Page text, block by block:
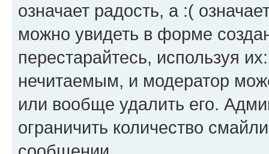
означает радость, а :(
можно увидеть в форме
перестарайтесь, используя
нечитаемым, и модератор
или вообще удалить его.
ограничить количество